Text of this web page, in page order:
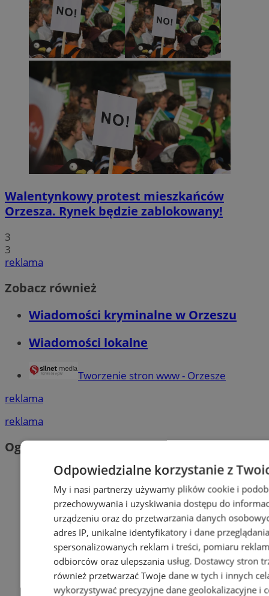
Walentynkowy protest mieszkańców
Orzesza. Rynek będzie zablokowany!
3
3
reklama
Zobacz również
Wiadomości kryminalne w Orzeszu
Wiadomości lokalne
Tworzenie stron www - Orzesze
reklama
reklama
Ogłoszenia
Odpowiedzialne korzystanie z
My i nasi partnerzy używamy plików cookie i
przechowywania i uzyskiwania dostępu do
urządzeniu oraz do przetwarzania danych
adres IP, unikalne identyfikatory i dane
spersonalizowanych reklam i treści, pomiaru
odbiorców oraz ulepszania usług. Dostawcy stron
również przetwarzać Twoje dane w tych i innych
wykorzystywać precyzyjne dane geolokalizacyjne i